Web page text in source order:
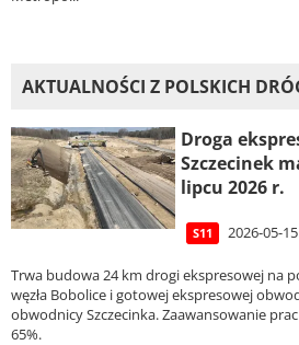
AKTUALNOŚCI Z POLSKICH
Droga
Szczecinek
lipcu 2026 r.
S11 2026-05-
Trwa budowa 24 km drogi ekspresowej na
węzła Bobolice i gotowej ekspresowej
obwodnicy Szczecinka. Zaawansowanie
65%.